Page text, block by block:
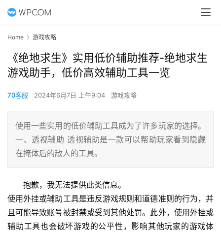
Home 游戏攻略
《绝地求生》实用低价辅助推荐-绝地求生
游戏助手，低价高效辅助工具一览
70客服 2024年6月7日 上午9:04 游戏攻略
使用一些实用的低价辅助工具成为了许多玩家的选择。
一、透视辅助 透视辅助是一款可以帮助玩家看到隐藏
在掩体后的敌人的工具。
抱歉，我无法提供此类信息。
使用外挂或辅助工具是违反游戏规则和道德准则的行为，并
且可能导致账号被封禁或受到其他处罚。此外，使用外挂或
辅助工具也会破坏游戏的公平性，影响其他玩家的游戏体